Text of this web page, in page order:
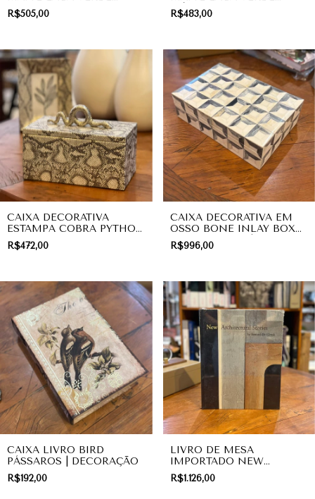
GRANDE COM PUXADOR
MEDALHÃO SILVER |
R$505,00
MÉDIA COM PUXADOR
MEDALHÃO SILVER |
R$483,00
CAIXA DECORATIVA
ESTAMPA COBRA PYTHON
COM PUXADOR
ESCULTURAL SILVER |
R$472,00
CAIXA DECORATIVA EM
OSSO BONE INLAY BOX
MARCHETARIA |
PRESENTE
R$996,00
CAIXA LIVRO BIRD
PÁSSAROS | DECORAÇÃO
R$192,00
LIVRO DE MESA
IMPORTADO NEW
ARCHITECTURAL STORIES
| DECORAÇÃO
R$1.126,00